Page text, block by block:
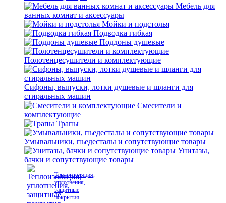
Мебель для
ванных комнат и аксессуары
Мойки и подстолья
Подводка гибкая
Поддоны душевые
Полотенцесушители и комплектующие
Сифоны, выпуски, лотки душевые и шланги для
стиральных машин
Смесители и
комплектующие
Трапы
Умывальники, пьедесталы и сопутствующие товары
Унитазы,
бачки и сопутствующие товары
Теплоизоляция,
уплотнения,
защитные
покрытия